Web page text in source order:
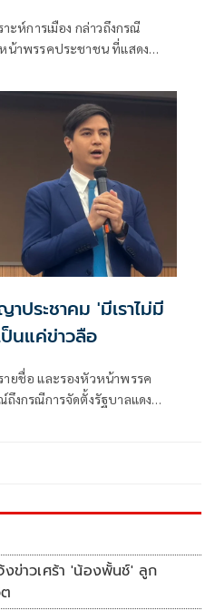
ะห์การเมือง กล่าวถึงกรณี
น้าพรรคประชาชน ที่แสดง
ดคุยกับพรรคประชาชนด้วยว่า
ระชาคม 'มีเราไม่มี
นแค่ข่าวลือ
ยชื่อ และรองหัวหน้าพรรค
งกรณีการจัดตั้งรัฐบาลแดง
ข่าวเศร้า 'น้องพั้นช์' ลูก